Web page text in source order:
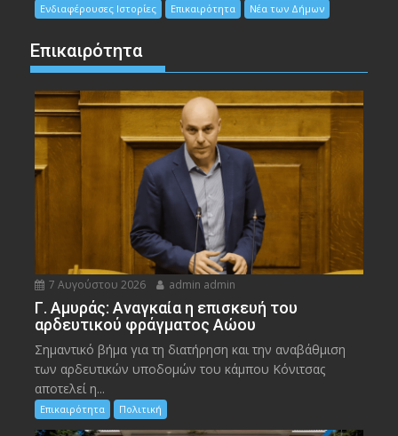
Ενδιαφέρουσες Ιστορίες Επικαιρότητα Νέα των Δήμων
Επικαιρότητα
7 Αυγούστου 2026 admin admin
Γ. Αμυράς: Αναγκαία η επισκευή του
αρδευτικού φράγματος Αώου
Σημαντικό βήμα για τη διατήρηση και την αναβάθμιση
των αρδευτικών υποδομών του κάμπου Κόνιτσας
αποτελεί η...
Επικαιρότητα Πολιτική